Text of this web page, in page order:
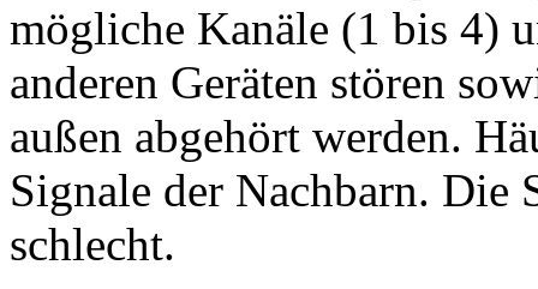
mögliche Kanäle (1 bis 4)
anderen Geräten stören
außen abgehört werden.
Signale der Nachbarn. Die
schlecht.